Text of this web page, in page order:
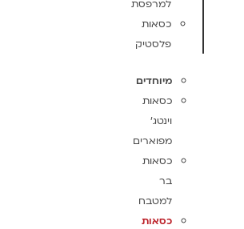
למרפסת
כסאות
פלסטיק
מיוחדים
כסאות
וינטג'
מפוארים
כסאות
בר
למטבח
כסאות